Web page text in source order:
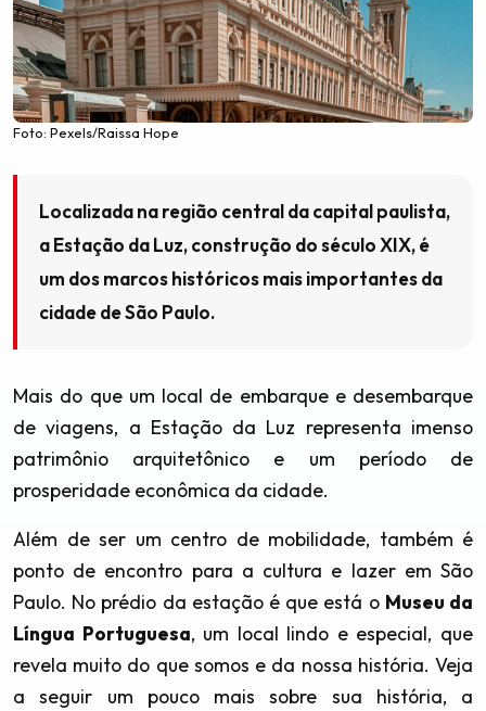
Foto: Pexels/Raissa Hope
Localizada na região central da capital paulista,
a Estação da Luz, construção do século XIX, é
um dos marcos históricos mais importantes da
cidade de São Paulo.
Mais do que um local de embarque e desembarque
de viagens, a Estação da Luz representa imenso
patrimônio arquitetônico e um período de
prosperidade econômica da cidade.
Além de ser um centro de mobilidade, também é
ponto de encontro para a cultura e lazer em São
Paulo. No prédio da estação é que está o Museu da
Língua Portuguesa, um local lindo e especial, que
revela muito do que somos e da nossa história. Veja
a seguir um pouco mais sobre sua história, a